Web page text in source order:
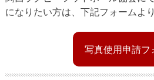
になりたい方は、下記フォームよ
写真使用申請フ